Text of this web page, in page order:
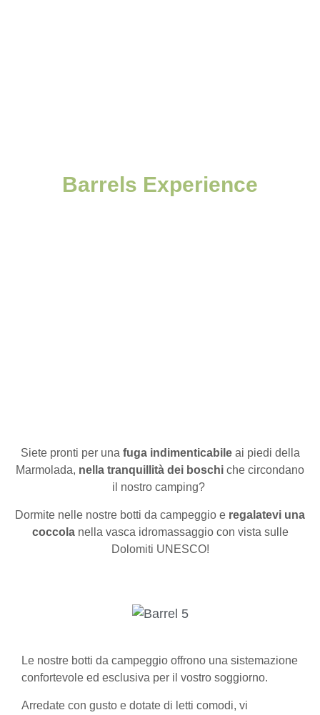
Barrels Experience
Siete pronti per una fuga indimenticabileai piedi della
Marmolada, nella tranquillità dei boschi che circondano
il nostro camping?
Dormite nelle nostre botti da campeggio e regalatevi una
coccolanella vasca idromassaggio con vista sulle
Dolomiti UNESCO!
Le nostre botti da campeggio offrono una sistemazione
confortevole ed esclusiva per il vostro soggiorno.
Arredate con gusto e dotate di letti comodi, vi